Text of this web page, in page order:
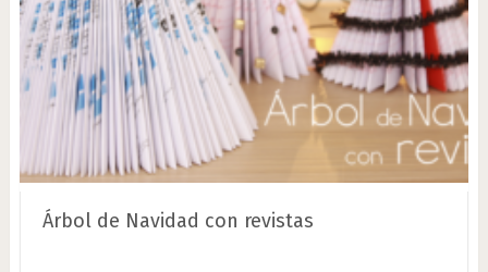
Árbol de Navidad con revistas